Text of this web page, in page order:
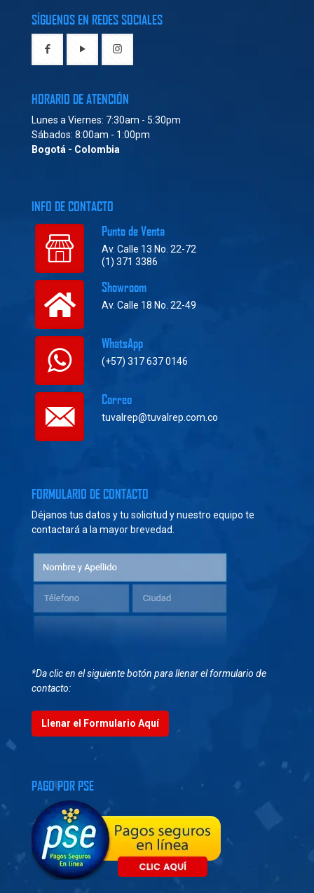
SÍGUENOS EN REDES SOCIALES
HORARIO DE ATENCIÓN
Lunes a Viernes: 7:30am - 5:30pm
Sábados: 8:00am - 1:00pm
Bogotá - Colombia
INFO DE CONTACTO
Punto de Venta
Av. Calle 13 No. 22-72
(1) 371 3386
Showroom
Av. Calle 18 No. 22-49
WhatsApp
(+57) 317 637 0146
Correo
tuvalrep@tuvalrep.com.co
FORMULARIO DE CONTACTO
Déjanos tus datos y tu solicitud y nuestro equipo te
contactará a la mayor brevedad.
*Da clic en el siguiente botón para llenar el formulario de
contacto:
Llenar el Formulario Aquí
PAGO POR PSE